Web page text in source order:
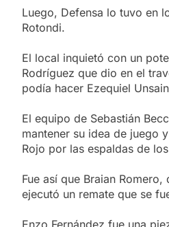
Luego, Defensa lo tuvo en
Rotondi.
El local inquietó con un
Rodríguez que dio en el
podía hacer Ezequiel
El equipo de Sebastián
mantener su idea de juego
Rojo por las espaldas de
Fue así que Braian
ejecutó un remate que se
Enzo Fernández fue una